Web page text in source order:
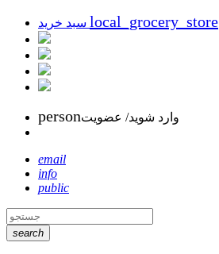
local_grocery_store
personوارد شوید/ عضویت
email
info
public
search